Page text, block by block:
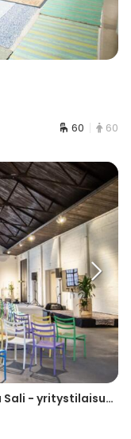
60 60
Fiskarsin Ruukki / Kuparipajan Musta Sali - yritystilaisuudet